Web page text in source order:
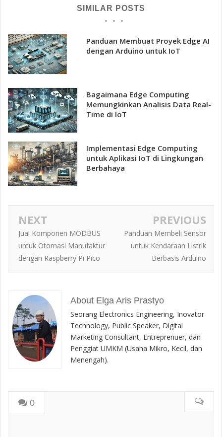
SIMILAR POSTS
Panduan Membuat Proyek Edge AI
dengan Arduino untuk IoT
Bagaimana Edge Computing
Memungkinkan Analisis Data Real-
Time di IoT
Implementasi Edge Computing
untuk Aplikasi IoT di Lingkungan
Berbahaya
NEXT
Jual Komponen MODBUS
untuk Otomasi Manufaktur
dengan Raspberry Pi Pico
PREVIOUS
Panduan Membeli Sensor
untuk Kendaraan Listrik
Berbasis Arduino
About Elga Aris Prastyo
Seorang Electronics Engineering, Inovator
Technology, Public Speaker, Digital
Marketing Consultant, Entreprenuer, dan
Penggiat UMKM (Usaha Mikro, Kecil, dan
Menengah).
0